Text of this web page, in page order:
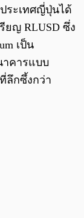
ระเทศญี่ปุ่นได้
ยญ RLUSD ซึ่ง
เป็น
าคารแบบ
ลึกซึ้งกว่า